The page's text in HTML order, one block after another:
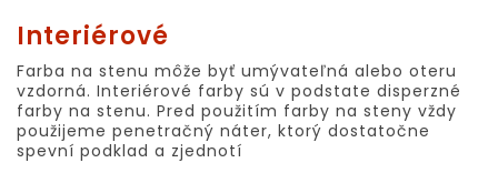
Interiérové
Farba na stenu môže byť umývateľná alebo oteru
vzdorná. Interiérové farby sú v podstate disperzné
farby na stenu. Pred použitím farby na steny vždy
použijeme penetračný náter, ktorý dostatočne
spevní podklad a zjednotí